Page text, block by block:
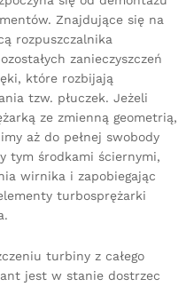
Znajdujące się na
rozpuszczalnika
zanieczyszczeń
które rozbijają
tzw. płuczek. Jeżeli
ze zmienną geometrią,
aż do pełnej swobody
tym środkami ściernymi,
wirnika i zapobiegając
turbosprężarki
turbiny z całego
jest w stanie dostrzec